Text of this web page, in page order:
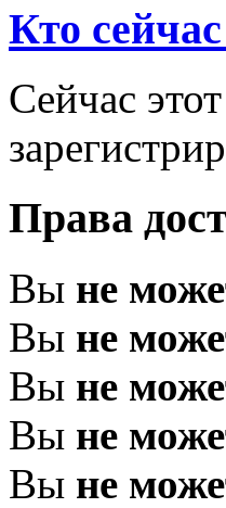
Кто
Сейчас
Права
Вы не
Вы не
Вы не
Вы не
Вы не